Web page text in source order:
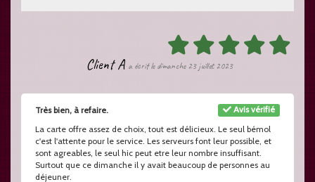
Client A a écrit le dimanche 23 juillet 2023
Avis vérifié
Très bien, à refaire.
La carte offre assez de choix, tout est délicieux. Le seul bémol
c'est l'attente pour le service. Les serveurs font leur possible, et
sont agreables, le seul hic peut etre leur nombre insuffisant.
Surtout que ce dimanche il y avait beaucoup de personnes au
déjeuner.